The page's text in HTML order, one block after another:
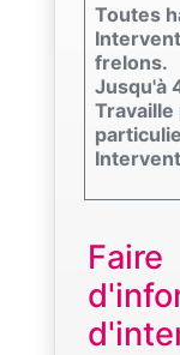
Toutes
frelons.
Jusqu'à
Travaille